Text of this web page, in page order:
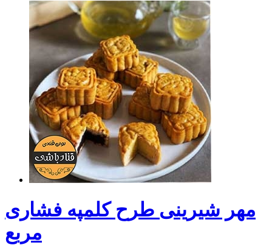
مهر شیرینی طرح کلمپه فشاری
مربع